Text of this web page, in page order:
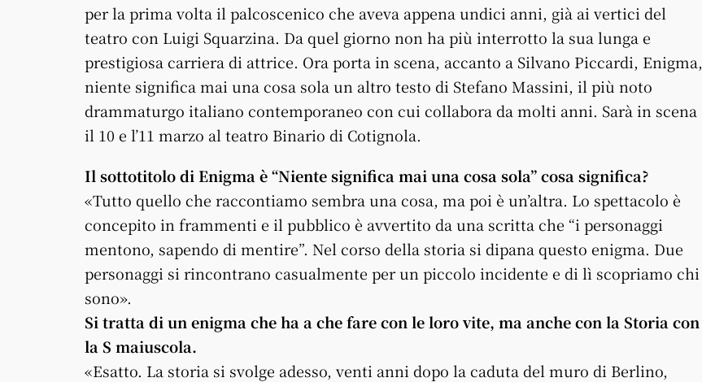
per la prima volta il palcoscenico che aveva appena undici anni, già ai vertici del
teatro con Luigi Squarzina. Da quel giorno non ha più interrotto la sua lunga e
prestigiosa carriera di attrice. Ora porta in scena, accanto a Silvano Piccardi, Enigma,
niente significa mai una cosa sola un altro testo di Stefano Massini, il più noto
drammaturgo italiano contemporaneo con cui collabora da molti anni. Sarà in scena
il 10 e l’11 marzo al teatro Binario di Cotignola.
Il sottotitolo di Enigma è “Niente significa mai una cosa sola” cosa significa?
«Tutto quello che raccontiamo sembra una cosa, ma poi è un’altra. Lo spettacolo è
concepito in frammenti e il pubblico è avvertito da una scritta che “i personaggi
mentono, sapendo di mentire”. Nel corso della storia si dipana questo enigma. Due
personaggi si rincontrano casualmente per un piccolo incidente e di lì scopriamo chi
sono».
Si tratta di un enigma che ha a che fare con le loro vite, ma anche con la Storia con
la S maiuscola.
«Esatto. La storia si svolge adesso, venti anni dopo la caduta del muro di Berlino,